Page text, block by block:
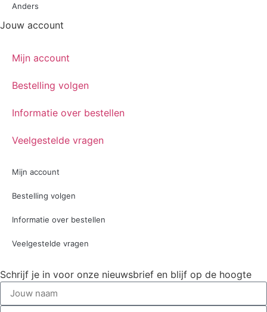
Anders
Jouw account
Mijn account
Bestelling volgen
Informatie over bestellen
Veelgestelde vragen
Mijn account
Bestelling volgen
Informatie over bestellen
Veelgestelde vragen
Schrijf je in voor onze nieuwsbrief en blijf op de hoogte